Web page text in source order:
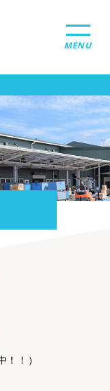
MENU
！！）